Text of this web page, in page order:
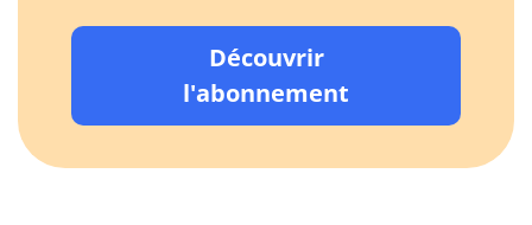
Découvrir
l'abonnement